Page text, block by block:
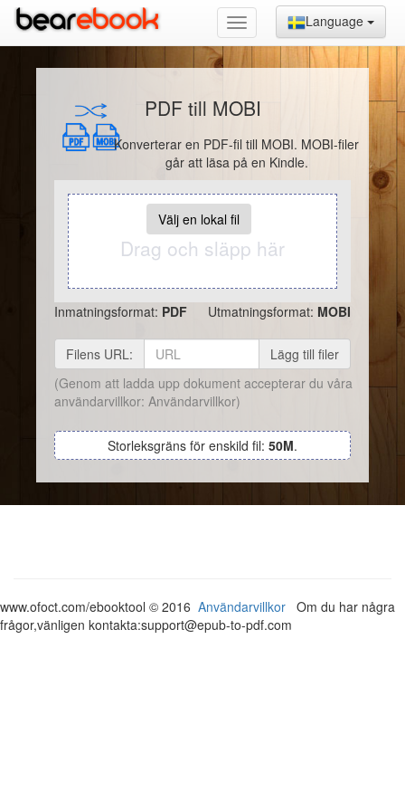
Language
PDF till MOBI
Konverterar en PDF-fil till MOBI. MOBI-filer
går att läsa på en Kindle.
Välj en lokal fil
Drag och släpp här
Inmatningsformat: PDF Utmatningsformat: MOBI
Filens URL:
Lägg till filer
(Genom att ladda upp dokument accepterar du våra
användarvillkor: Användarvillkor)
Storleksgräns för enskild fil: 50M.
www.ofoct.com/ebooktool © 2016 Användarvillkor Om du har några
frågor,vänligen kontakta:support@epub-to-pdf.com